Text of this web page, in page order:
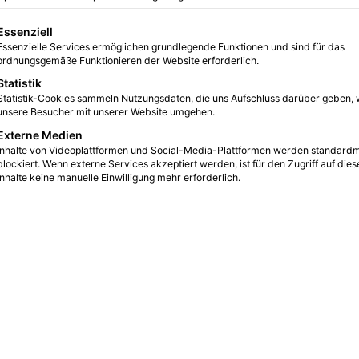
0 2 3 Minuten gelesen
eine Liste der Service-Gruppen, für die eine Einwilligung erteilt
Services ermöglichen grundlegende Funktionen und sind für das
Funktionieren der Website erforderlich.
Cookies sammeln Nutzungsdaten, die uns Aufschluss darüber geben,
Besucher mit unserer Website umgehen.
Medien
von Videoplattformen und Social-Media-Plattformen werden
Wenn externe Services akzeptiert werden, ist für den Zugriff auf
keine manuelle Einwilligung mehr erforderlich.